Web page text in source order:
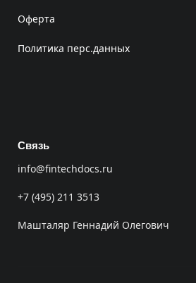
Оферта
Политика перс.данных
Связь
info@fintechdocs.ru
+7 (495) 211 3513
Машталяр Геннадий Олегович